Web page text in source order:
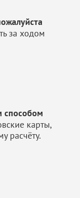
за ходом
карты,
расчёту.